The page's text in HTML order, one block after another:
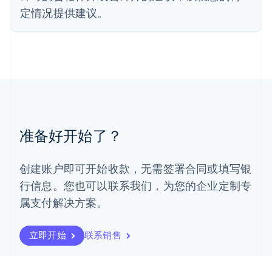
定情况提供建议。
准备好开始了？
创建账户即可开始收款，无需签署合同或填写银
行信息。您也可以联系我们，为您的企业定制专
属支付解决方案。
立即开始 联系销售
FrançaisDeutsch
墨西哥
EspañolEnglish
English
葡萄牙
PortuguêsEnglish
日本
瑞典
Svenska English
瑞士